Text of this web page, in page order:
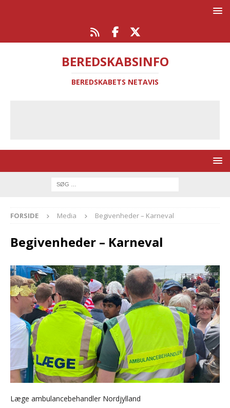
BEREDSKABSINFO
BEREDSKABETS NETAVIS
FORSIDE Media Begivenheder – Karneval
Begivenheder – Karneval
Læge ambulancebehandler Nordjylland